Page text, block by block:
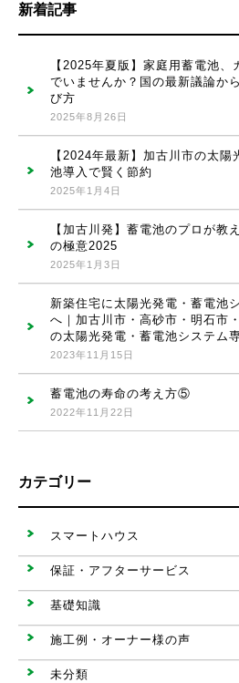
新着記事
【2025年夏版】家庭用蓄電池
でいませんか？国の最新議論か
び方
2025年8月26日
【2024年最新】加古川市の太
池導入で賢く節約
2025年1月4日
【加古川発】蓄電池のプロが教
の極意2025
2025年1月3日
新築住宅に太陽光発電・蓄電池
へ｜加古川市・高砂市・明石市
の太陽光発電・蓄電池システム
2023年11月15日
蓄電池の寿命の考え方⑤
2022年11月22日
カテゴリー
スマートハウス
保証・アフターサービス
基礎知識
施工例・オーナー様の声
未分類